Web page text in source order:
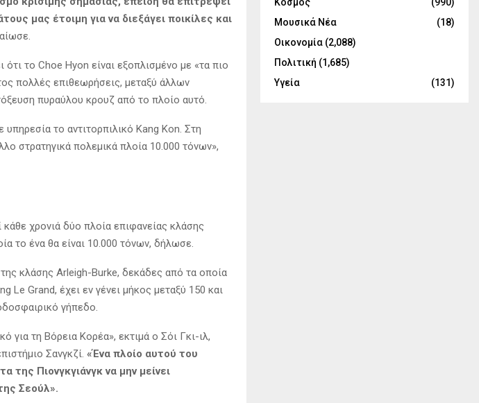
μας έτοιμη για να διεξάγει ποικίλες και
το Choe Hyon είναι εξοπλισμένο με «τα πιο
πολλές επιθεωρήσεις, μεταξύ άλλων
πυραύλου κρουζ από το πλοίο αυτό.
το αντιτορπιλικό Kang Kon. Στη
στρατηγικά πολεμικά πλοία 10.000 τόνων»,
χρονιά δύο πλοία επιφανείας κλάσης
το ένα θα είναι 10.000 τόνων, δήλωσε.
κλάσης Arleigh-Burke, δεκάδες από τα οποία
Le Grand, έχει εν γένει μήκος μεταξύ 150 και
γήπεδο.
για τη Βόρεια Κορέα», εκτιμά ο Σόι Γκι-ιλ,
Σανγκζί. «Ένα πλοίο αυτού του
της Πιονγκγιάνγκ να μην μείνει
Σεούλ».
Μουσικά Νέα
(18)
Οικονομία (2,088)
Πολιτική (1,685)
Υγεία
(131)